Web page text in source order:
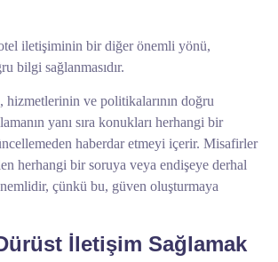
iletişiminin bir diğer önemli yönü,
bilgi sağlanmasıdır.
hizmetlerinin ve politikalarının doğru
yanı sıra konukları herhangi bir
haberdar etmeyi içerir. Misafirler
herhangi bir soruya veya endişeye derhal
çünkü bu, güven oluşturmaya
İletişim Sağlamak